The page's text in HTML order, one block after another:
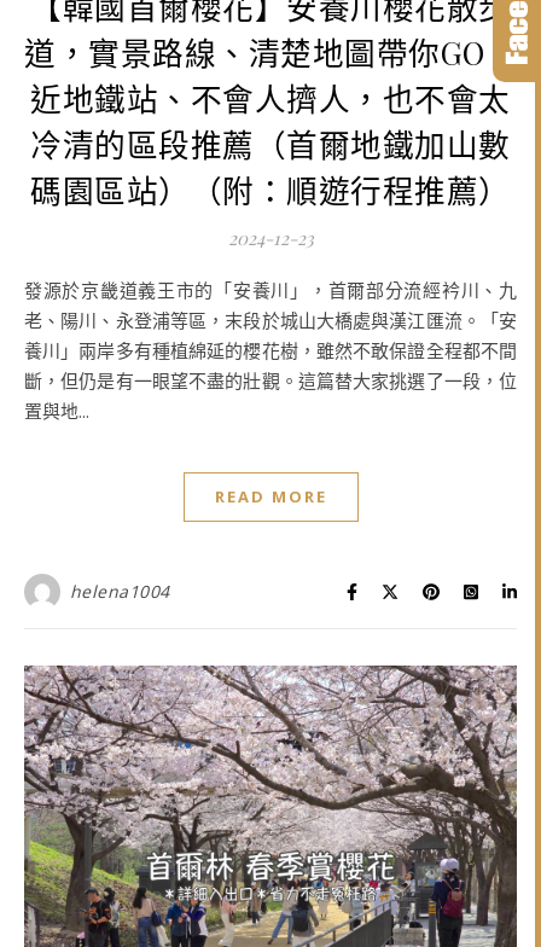
道，實景路線、清楚地圖帶你GO！
近地鐵站、不會人擠人，也不會太
冷清的區段推薦（首爾地鐵加山數
碼園區站）（附：順遊行程推薦）
2024-12-23
發源於京畿道義王市的「安養川」，首爾部分流經衿川、九
老、陽川、永登浦等區，末段於城山大橋處與漢江匯流。「安
養川」兩岸多有種植綿延的櫻花樹，雖然不敢保證全程都不間
斷，但仍是有一眼望不盡的壯觀。這篇替大家挑選了一段，位
置與地...
READ MORE
helena1004